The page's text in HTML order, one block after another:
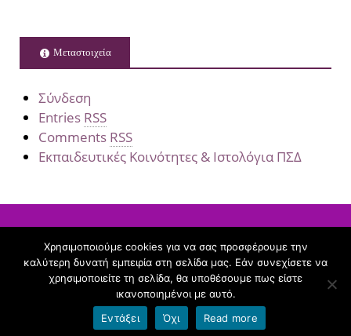
Μεταστοιχεία
Σύνδεση
Entries RSS
Comments RSS
Εκπαιδευτικές Κοινότητες & Ιστολόγια ΠΣΔ
Copyright © 202619ο ΝΗΠΙΑΓΩΓΕΙΟ ΚΕΡΑΤΣΙΝΙΟΥ. Με
την δύναμη τωνblogs.sch.grκαι Stargazer
Όροι χρήσης blogs.sch.gr|Δήλωση προσβασιμότητας
Χρησιμοποιούμε cookies για να σας προσφέρουμε την
καλύτερη δυνατή εμπειρία στη σελίδα μας. Εάν συνεχίσετε να
χρησιμοποιείτε τη σελίδα, θα υποθέσουμε πως είστε
ικανοποιημένοι με αυτό.
Εντάξει
Όχι Read more